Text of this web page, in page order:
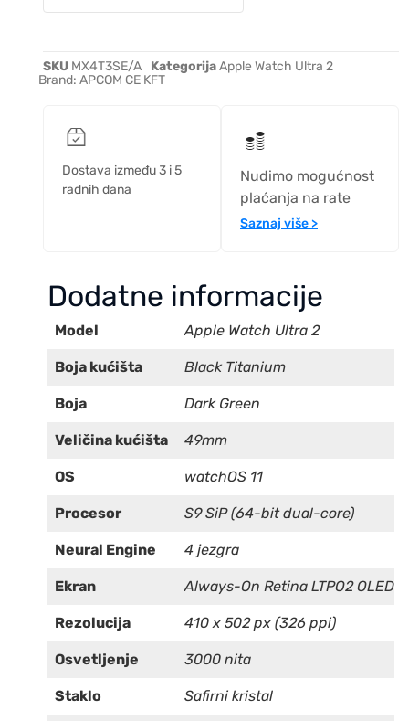
SKU MX4T3SE/A KategorijaApple Watch Ultra 2
Brand: APCOM CE KFT
Dostava između 3 i 5
radnih dana
Nudimo mogućnost
plaćanja na rate
Saznaj više >
Dodatne informacije
Model Apple Watch Ultra 2
Boja kućišta Black Titanium
Boja Dark Green
Veličina kućišta 49mm
OS watchOS 11
Procesor S9 SiP (64-bit dual-core)
Neural Engine 4 jezgra
Ekran Always-On Retina LTPO2 OLED
Rezolucija 410 x 502 px (326 ppi)
Osvetljenje 3000 nita
Staklo Safirni kristal